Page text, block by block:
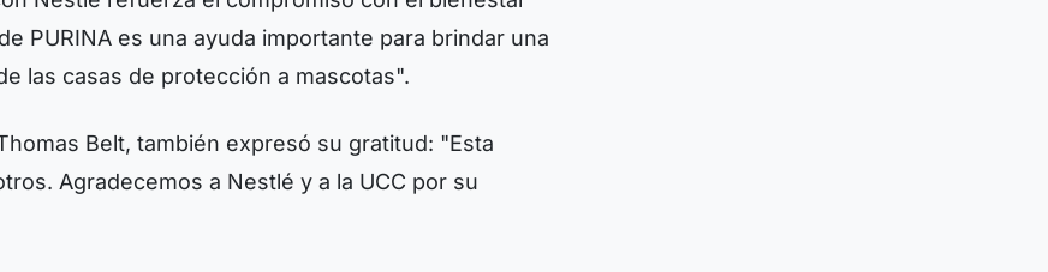
PURINA es una ayuda importante para brindar una
las casas de protección a mascotas".
Belt, también expresó su gratitud: "Esta
Agradecemos a Nestlé y a la UCC por su